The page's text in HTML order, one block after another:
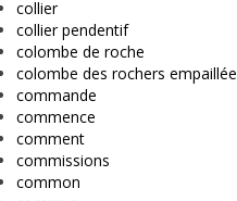
collier
collier pendentif
colombe de roche
colombe des rochers empaillée
commande
commence
comment
commissions
common